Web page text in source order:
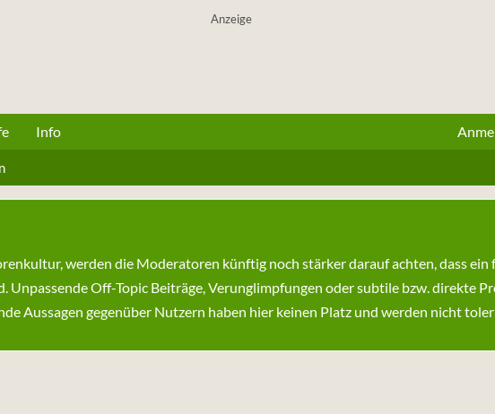
Anzeige
Info
werden die Moderatoren künftig noch stärker darauf achten, dass
Unpassende Off-Topic Beiträge, Verunglimpfungen oder subtile bzw. direkte
Aussagen gegenüber Nutzern haben hier keinen Platz und werden nicht